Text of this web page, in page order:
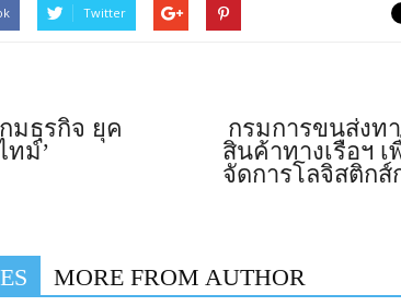
Twitter
มธุรกิจ ยุค
ทม์’
กรมการขนส่งท
สินค้าทางเรือฯ
จัดการโลจิสติก
MORE FROM AUTHOR